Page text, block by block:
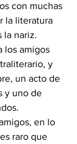
con muchas
la literatura
la nariz.
los amigos
y
un acto de
y uno de
en lo
raro que